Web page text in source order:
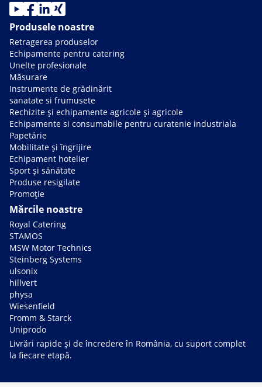
Produsele noastre
Retragerea produselor
Echipamente pentru catering
Unelte profesionale
Măsurare
Instrumente de grădinărit
sanatate si frumusete
Rechizite și echipamente agricole și agricole
Echipamente si consumabile pentru curatenie industriala
Papetărie
Mobilitate și îngrijire
Echipament hotelier
Sport și sănătate
Produse resigilate
Promoție
Mărcile noastre
Royal Catering
STAMOS
MSW Motor Technics
Steinberg Systems
ulsonix
hillvert
physa
Wiesenfield
Fromm & Starck
Uniprodo
Livrări rapide și de încredere în România, cu suport complet
la fiecare etapă.